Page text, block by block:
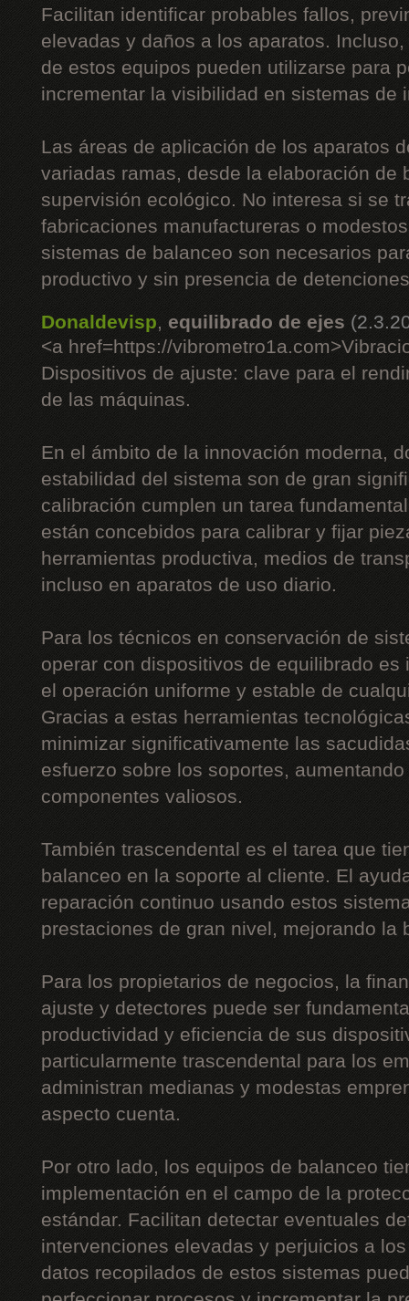
Facilitan identificar probables fallos,
elevadas y daños a los aparatos.
de estos equipos pueden utilizarse para
incrementar la visibilidad en sistemas de
Las áreas de aplicación de los aparatos
variadas ramas, desde la elaboración de
supervisión ecológico. No interesa si se
fabricaciones manufactureras o
sistemas de balanceo son necesarios
productivo y sin presencia de
Donaldevisp, equilibrado de ejes
<a href=https://
Dispositivos de ajuste: clave para el
de las máquinas.
En el ámbito de la innovación moderna,
estabilidad del sistema son de gran
calibración cumplen un tarea
están concebidos para calibrar y fijar
herramientas productiva, medios de
incluso en aparatos de uso diario.
Para los técnicos en conservación de
operar con dispositivos de equilibrado es
el operación uniforme y estable de
Gracias a estas herramientas
minimizar significativamente las
esfuerzo sobre los soportes,
componentes valiosos.
También trascendental es el tarea que
balanceo en la soporte al cliente. El
reparación continuo usando estos
prestaciones de gran nivel, mejorando la
Para los propietarios de negocios, la
ajuste y detectores puede ser
productividad y eficiencia de sus
particularmente trascendental para los
administran medianas y modestas
aspecto cuenta.
Por otro lado, los equipos de balanceo
implementación en el campo de la
estándar. Facilitan detectar eventuales
intervenciones elevadas y perjuicios a
datos recopilados de estos sistemas